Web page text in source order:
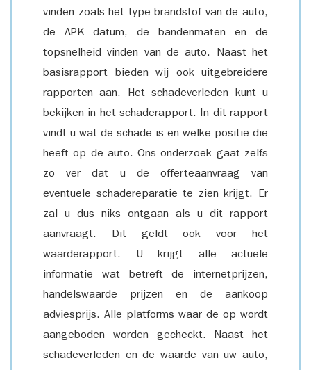
vinden zoals het type brandstof van de auto,
de APK datum, de bandenmaten en de
topsnelheid vinden van de auto. Naast het
basisrapport bieden wij ook uitgebreidere
rapporten aan. Het schadeverleden kunt u
bekijken in het schaderapport. In dit rapport
vindt u wat de schade is en welke positie die
heeft op de auto. Ons onderzoek gaat zelfs
zo ver dat u de offerteaanvraag van
eventuele schadereparatie te zien krijgt. Er
zal u dus niks ontgaan als u dit rapport
aanvraagt. Dit geldt ook voor het
waarderapport. U krijgt alle actuele
informatie wat betreft de internetprijzen,
handelswaarde prijzen en de aankoop
adviesprijs. Alle platforms waar de op wordt
aangeboden worden gecheckt. Naast het
schadeverleden en de waarde van uw auto,